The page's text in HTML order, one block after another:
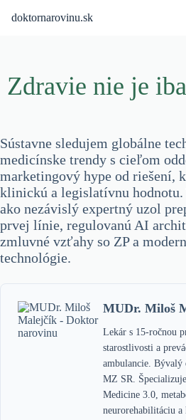
doktornarovinu.sk
Zdravie nie je
Sústavne sledujem globálne
medicínske trendy s cieľom
marketingový hype od riešení,
klinickú a legislatívnu
ako nezávislý expertný uzol
prvej línie, regulovanú AI
zmluvné vzťahy so ZP a
technológie.
MUDr. Miloš
Lekár s 15-ročnou
starostlivosti a
ambulancie. Bývalý
MZ SR.
Medicine 3.0,
neurorehabilitáciu a